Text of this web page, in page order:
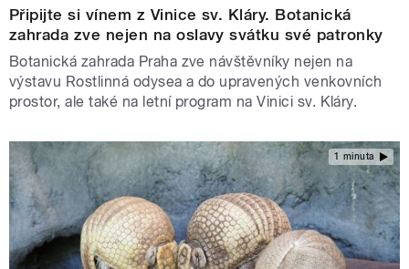
Připijte si vínem z Vinice sv. Kláry. Botanická
zahrada zve nejen na oslavy svátku své patronky
Botanická zahrada Praha zve návštěvníky nejen na
výstavu Rostlinná odysea a do upravených venkovních
prostor, ale také na letní program na Vinici sv. Kláry.
1 minuta